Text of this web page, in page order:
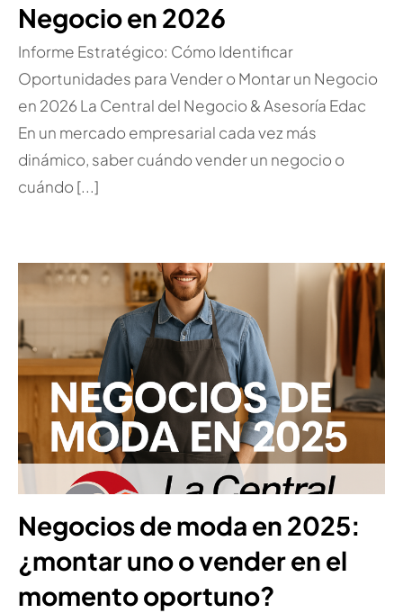
Negocio en 2026
Informe Estratégico: Cómo Identificar
Oportunidades para Vender o Montar un Negocio
en 2026 La Central del Negocio & Asesoría Edac
En un mercado empresarial cada vez más
dinámico, saber cuándo vender un negocio o
cuándo [...]
Negocios de moda en 2025:
¿montar uno o vender en el
momento oportuno?